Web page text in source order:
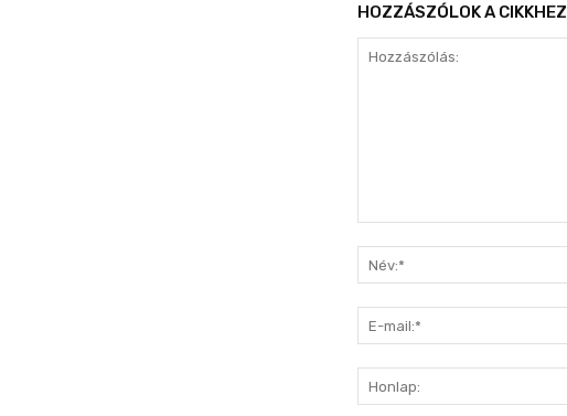
HOZZÁSZÓLOK A CIKKHEZ